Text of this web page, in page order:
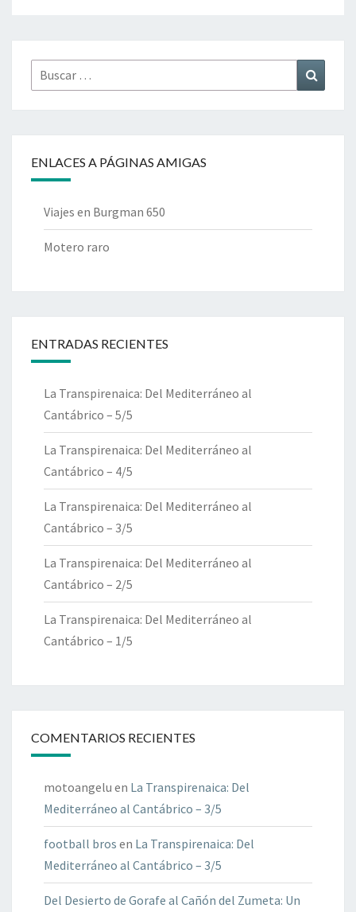
Buscar
por:
ENLACES A PÁGINAS AMIGAS
Viajes en Burgman 650
Motero raro
ENTRADAS RECIENTES
La Transpirenaica: Del Mediterráneo al
Cantábrico – 5/5
La Transpirenaica: Del Mediterráneo al
Cantábrico – 4/5
La Transpirenaica: Del Mediterráneo al
Cantábrico – 3/5
La Transpirenaica: Del Mediterráneo al
Cantábrico – 2/5
La Transpirenaica: Del Mediterráneo al
Cantábrico – 1/5
COMENTARIOS RECIENTES
motoangelu en La Transpirenaica: Del
Mediterráneo al Cantábrico – 3/5
football bros en La Transpirenaica: Del
Mediterráneo al Cantábrico – 3/5
Del Desierto de Gorafe al Cañón del Zumeta: Un